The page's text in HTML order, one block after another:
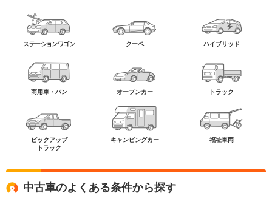
ステーションワゴン クーペ ハイブリッド
商用車・バン オープンカー トラック
ピックアップ
トラック
キャンピングカー 福祉車両
中古車のよくある条件から探す